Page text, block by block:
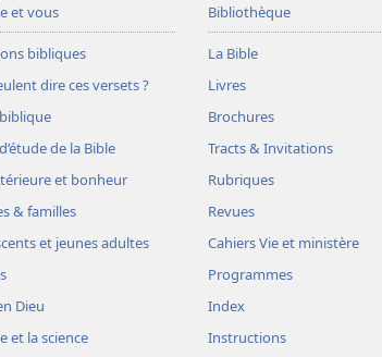
et vous
bibliques
dire ces versets ?
de la Bible
et bonheur
& familles
et jeunes adultes
Dieu
et la science
Bibliothèque
La Bible
Livres
Brochures
Tracts & Invitations
Rubriques
Revues
Cahiers Vie et ministère
Programmes
Index
Instructions